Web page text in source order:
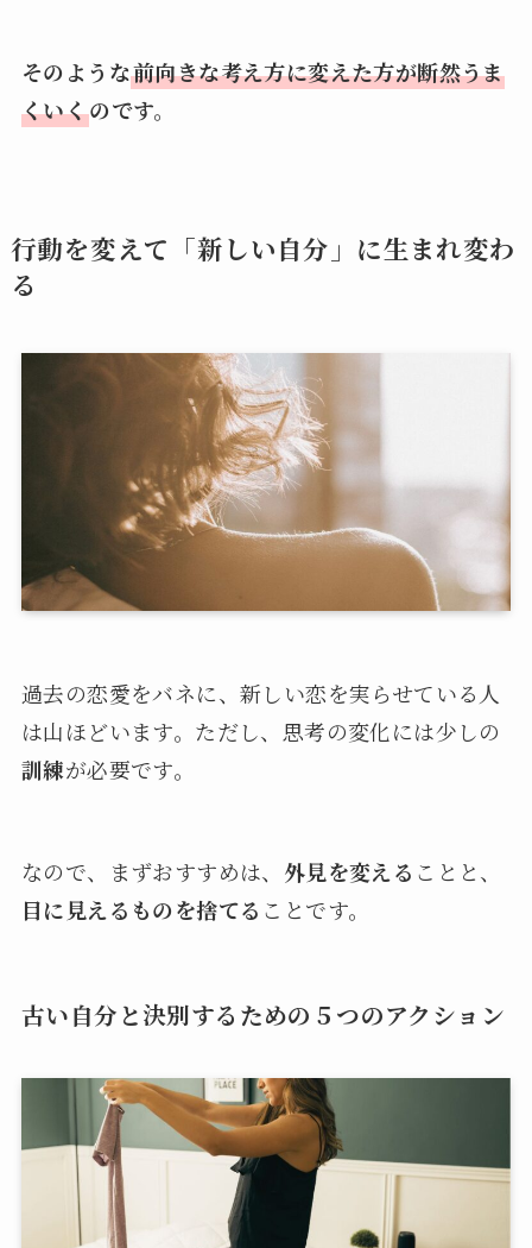
そのような前向きな考え方に変えた方が断然うま
くいくのです。
行動を変えて「新しい自分」に生まれ変わ
る
過去の恋愛をバネに、新しい恋を実らせている人
は山ほどいます。ただし、思考の変化には少しの
訓練が必要です。
なので、まずおすすめは、 外見を変える ことと、
目に見えるものを捨てる ことです。
古い自分と決別するための５つのアクション